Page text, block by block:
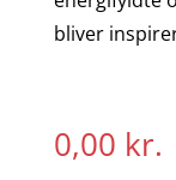
bliver
0,00 kr.